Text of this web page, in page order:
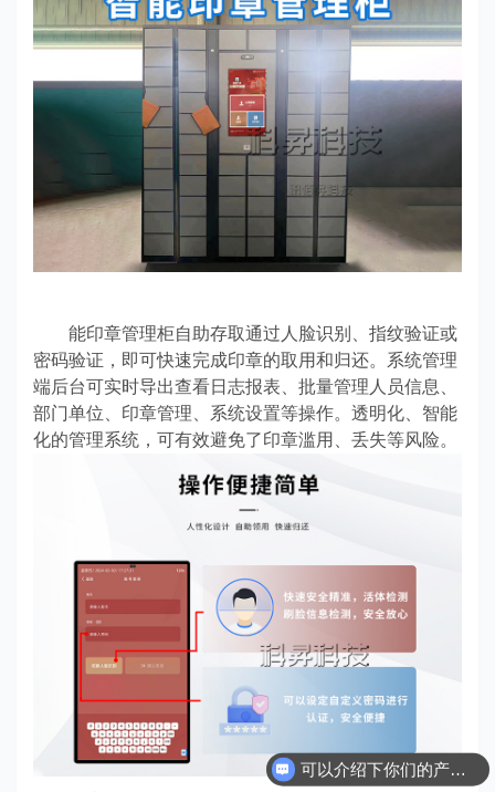
能印章管理柜自助存取通过人脸识别、指纹验证或
密码验证，即可快速完成印章的取用和归还。系统管理
端后台可实时导出查看日志报表、批量管理人员信息、
部门单位、印章管理、系统设置等操作。透明化、智能
化的管理系统，可有效避免了印章滥用、丢失等风险。
可以介绍下你们的产品么？